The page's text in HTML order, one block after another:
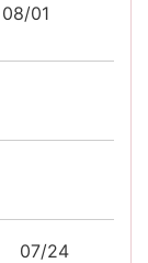
08/01
07/24